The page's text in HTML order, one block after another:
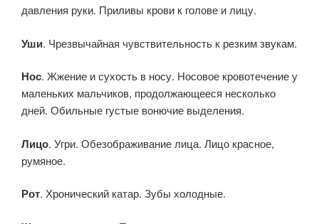
давления руки. Приливы крови к голове и лицу.
Уши. Чрезвычайная чувствительность к резким звукам.
Нос. Жжение и сухость в носу. Носовое кровотечение у
маленьких мальчиков, продолжающееся несколько
дней. Обильные густые вонючие выделения.
Лицо. Угри. Обезображивание лица. Лицо красное,
румяное.
Рот. Хронический катар. Зубы холодные.